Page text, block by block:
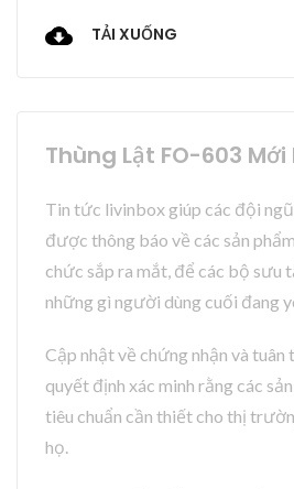
TẢI XUỐNG
Thùng Lật FO-603
Tin tức livinbox giúp các đội
được thông báo về các sản
chức sắp ra mắt, để các bộ sưu
những gì người dùng cuối đang
Cập nhật về chứng nhận và tuân
quyết định xác minh rằng các
tiêu chuẩn cần thiết cho thị
họ.